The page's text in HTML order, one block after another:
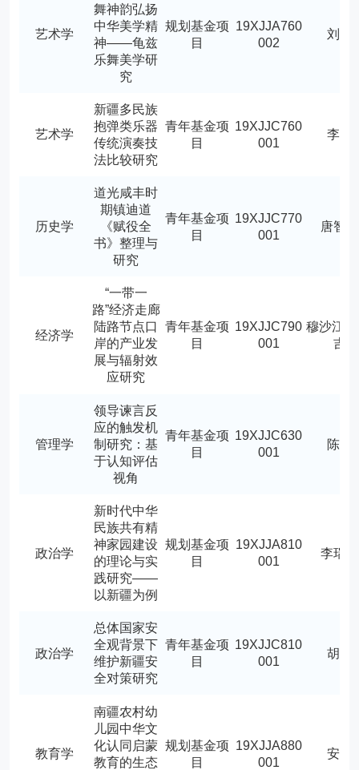
艺术学
舞神韵弘扬
中华美学精
神——龟兹
乐舞美学研
究
规划基金项
目
19XJJA760
002
刘莉
艺术学
新疆多民族
抱弹类乐器
传统演奏技
法比较研究
青年基金项
目
19XJJC760
001
李杨
历史学
道光咸丰时
期镇迪道
《赋役全
书》整理与
研究
青年基金项
目
19XJJC770
001
唐智佳
经济学
“一带一
路”经济走廊
陆路节点口
岸的产业发
展与辐射效
应研究
青年基金项
目
19XJJC790
001
穆沙江·
吉
管理学
领导谏言反
应的触发机
制研究：基
于认知评估
视角
青年基金项
目
19XJJC630
001
陈智
政治学
新时代中华
民族共有精
神家园建设
的理论与实
践研究——
以新疆为例
规划基金项
目
19XJJA810
001
李瑞君
政治学
总体国家安
全观背景下
维护新疆安
全对策研究
青年基金项
目
19XJJC810
001
胡晓
教育学
南疆农村幼
儿园中华文
化认同启蒙
教育的生态
规划基金项
目
19XJJA880
001
安燕